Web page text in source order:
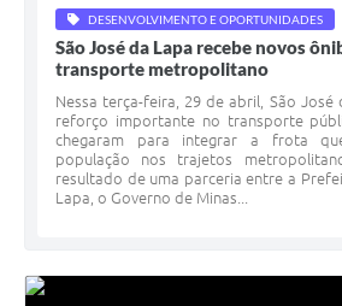
DESENVOLVIMENTO E OPORTUNIDADES
São José da Lapa recebe novos
transporte metropolitano
Nessa terça-feira, 29 de abril, São José
reforço importante no transporte
chegaram para integrar a frota
população nos trajetos
resultado de uma parceria entre a
Lapa, o Governo de Minas...